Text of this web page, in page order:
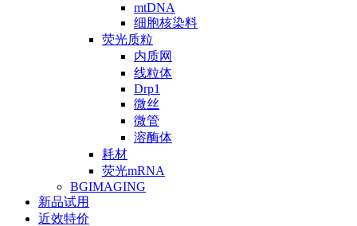
mtDNA
细胞核染料
荧光质粒
内质网
线粒体
Drp1
微丝
微管
溶酶体
耗材
荧光mRNA
BGIMAGING
新品试用
近效特价